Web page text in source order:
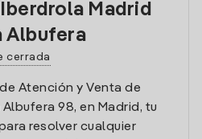
Madrid
Albufera
cerrada
Atención y Venta de
98, en Madrid, tu
resolver cualquier